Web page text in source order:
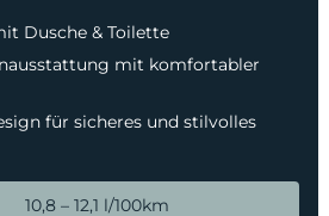
Dusche & Toilette
mit komfortabler
für sicheres und stilvolles
10,8 – 12,1 l/100km